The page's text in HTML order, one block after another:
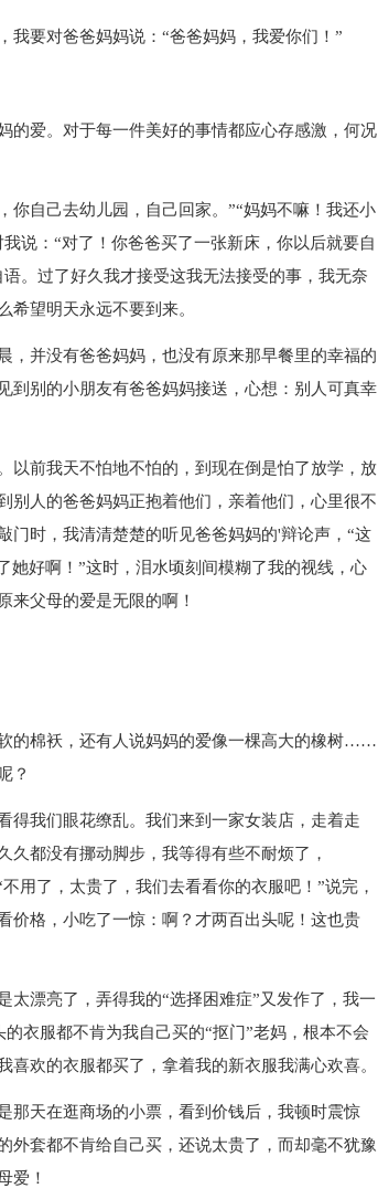
要对爸爸妈妈说：“爸爸妈妈， 我爱你们！”
爱。对于每一件美好的事情都应心存感激，何况
自己去幼儿园，自己回家。”“妈妈不嘛！我还小
说：“对了！你爸爸买了一张新床，你以后就要自
。过了好久我才接受这我无法接受的事，我无奈
希望明天永远不要到来。
并没有爸爸妈妈，也没有原来那早餐里的幸福的
到别的小朋友有爸爸妈妈接送，心想：别人可真幸
前我天不怕地不怕的，到现在倒是怕了放学，放
别人的爸爸妈妈正抱着他们，亲着他们，心里很不
门时，我清清楚楚的听见爸爸妈妈的'辩论声，“这
她好啊！”这时，泪水顷刻间模糊了我的视线，心
来父母的爱是无限的啊！
棉袄，还有人说妈妈的爱像一棵高大的橡树……
？
我们眼花缭乱。我们来到一家女装店，走着走
都没有挪动脚步，我等得有些不耐烦了，
用了，太贵了，我们去看看你的衣服吧！”说完，
价格，小吃了一惊：啊？才两百出头呢！这也贵
漂亮了，弄得我的“选择困难症”又发作了，我一
衣服都不肯为我自己买的“抠门”老妈，根本不会
欢的衣服都买了，拿着我的新衣服我满心欢喜。
天在逛商场的小票，看到价钱后，我顿时震惊
外套都不肯给自己买，还说太贵了，而却毫不犹豫
爱！